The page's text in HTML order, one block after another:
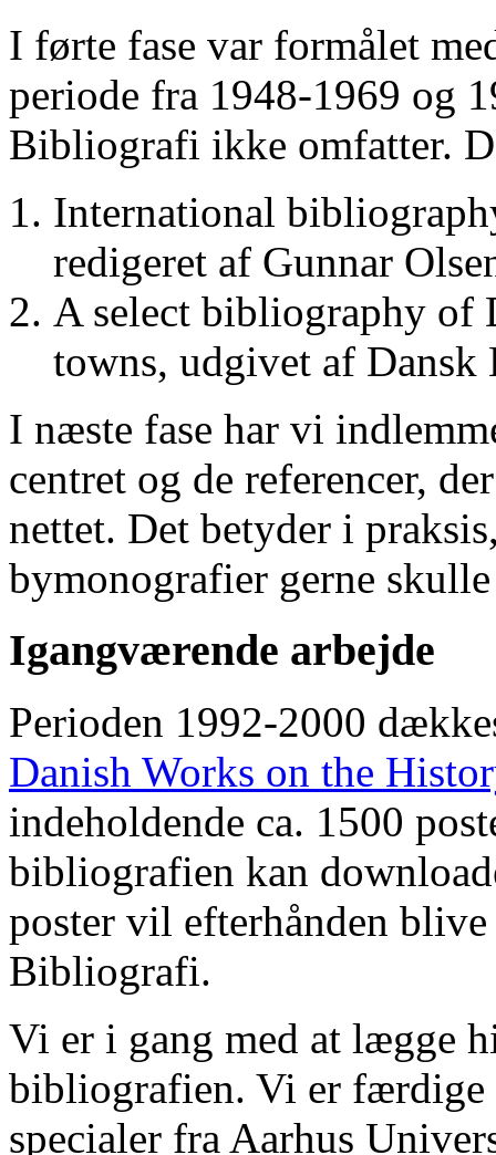
I førte fase var formålet
periode fra 1948-1969 og
Bibliografi ikke omfatter.
International
redigeret af Gunnar
A select bibliography of
towns, udgivet af
I næste fase har vi
centret og de referencer,
nettet. Det betyder i
bymonografier gerne
Igangværende arbejde
Perioden 1992-2000
Danish Works on the
indeholdende ca. 1500
bibliografien kan
poster vil efterhånden
Bibliografi.
Vi er i gang med at lægge
bibliografien. Vi er færdige
specialer fra Aarhus